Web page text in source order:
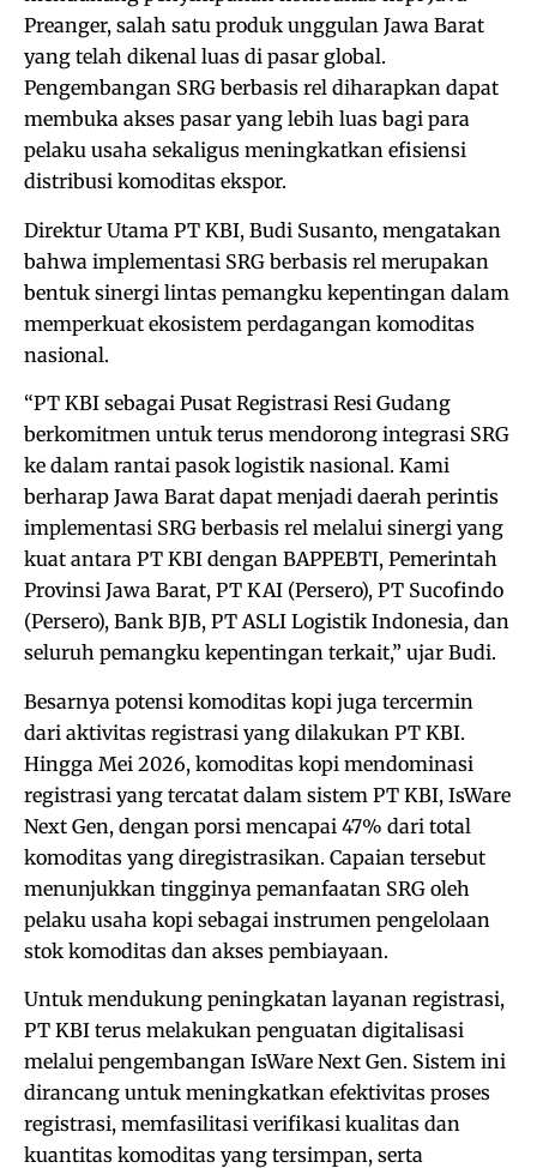
Preanger, salah satu produk unggulan Jawa Barat
yang telah dikenal luas di pasar global.
Pengembangan SRG berbasis rel diharapkan dapat
membuka akses pasar yang lebih luas bagi para
pelaku usaha sekaligus meningkatkan efisiensi
distribusi komoditas ekspor.
Direktur Utama PT KBI, Budi Susanto, mengatakan
bahwa implementasi SRG berbasis rel merupakan
bentuk sinergi lintas pemangku kepentingan dalam
memperkuat ekosistem perdagangan komoditas
nasional.
“PT KBI sebagai Pusat Registrasi Resi Gudang
berkomitmen untuk terus mendorong integrasi SRG
ke dalam rantai pasok logistik nasional. Kami
berharap Jawa Barat dapat menjadi daerah perintis
implementasi SRG berbasis rel melalui sinergi yang
kuat antara PT KBI dengan BAPPEBTI, Pemerintah
Provinsi Jawa Barat, PT KAI (Persero), PT Sucofindo
(Persero), Bank BJB, PT ASLI Logistik Indonesia, dan
seluruh pemangku kepentingan terkait,” ujar Budi.
Besarnya potensi komoditas kopi juga tercermin
dari aktivitas registrasi yang dilakukan PT KBI.
Hingga Mei 2026, komoditas kopi mendominasi
registrasi yang tercatat dalam sistem PT KBI, IsWare
Next Gen, dengan porsi mencapai 47% dari total
komoditas yang diregistrasikan. Capaian tersebut
menunjukkan tingginya pemanfaatan SRG oleh
pelaku usaha kopi sebagai instrumen pengelolaan
stok komoditas dan akses pembiayaan.
Untuk mendukung peningkatan layanan registrasi,
PT KBI terus melakukan penguatan digitalisasi
melalui pengembangan IsWare Next Gen. Sistem ini
dirancang untuk meningkatkan efektivitas proses
registrasi, memfasilitasi verifikasi kualitas dan
kuantitas komoditas yang tersimpan, serta